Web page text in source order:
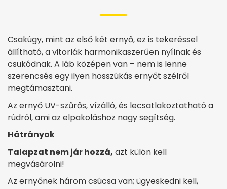
Csakúgy, mint az első két ernyő, ez is tekeréssel
állítható, a vitorlák harmonikaszerűen nyílnak és
csukódnak. A láb középen van – nem is lenne
szerencsés egy ilyen hosszúkás ernyőt szélről
megtámasztani.
Az ernyő UV-szűrős, vízálló, és lecsatlakoztatható a
rúdról, ami az elpakoláshoz nagy segítség.
Hátrányok
Talapzat nem jár hozzá, azt külön kell
megvásárolni!
Az ernyőnek három csúcsa van; ügyeskedni kell,